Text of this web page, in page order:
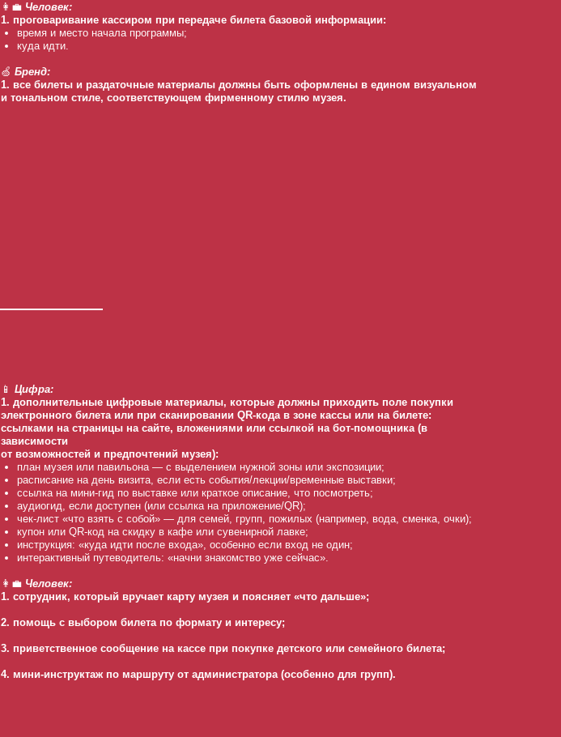
📱 Цифра:
1. дополнительные цифровые материалы, которые должны приходить поле покупки
электронного билета или при сканировании QR-кода в зоне кассы или на билете:
ссылками на страницы на сайте, вложениями или ссылкой на бот-помощника (в
зависимости
от возможностей и предпочтений музея):
план музея или павильона — с выделением нужной зоны или экспозиции;
расписание на день визита, если есть события/лекции/временные выставки;
ссылка на мини-гид по выставке или краткое описание, что посмотреть;
аудиогид, если доступен (или ссылка на приложение/QR);
чек-лист «что взять с собой» — для семей, групп, пожилых (например, вода, сменка, очки);
купон или QR-код на скидку в кафе или сувенирной лавке;
инструкция: «куда идти после входа», особенно если вход не один;
интерактивный путеводитель: «начни знакомство уже сейчас».
👩‍💼 Человек:
1. сотрудник, который вручает карту музея и поясняет «что дальше»;
2. помощь с выбором билета по формату и интересу;
3. приветственное сообщение на кассе при покупке детского или семейного билета;
4. мини-инструктаж по маршруту от администратора (особенно для групп).
👩‍💼 Человек:
1. проговаривание кассиром при передаче билета базовой информации:
время и место начала программы;
куда идти.
🍏 Бренд:
1. все билеты и раздаточные материалы должны быть оформлены в едином визуальном
и тональном стиле, соответствующем фирменному стилю музея.